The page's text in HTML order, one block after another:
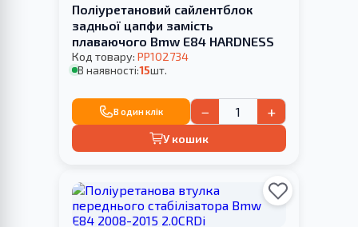
Поліуретановий сайлентблок
задньої цапфи замість
плаваючого Bmw E84 HARDNESS
Код товару: PP102734
В наявності:15шт.
В один клік − +
У кошик